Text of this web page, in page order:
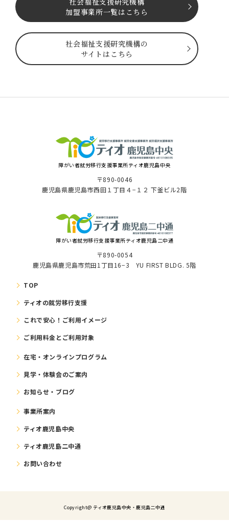
加盟事業所一覧はこちら
社会福祉⽀援研究機構の
サイトはこちら
障がい者就労移⾏⽀援事業所ティオ⿅児島中央
〒890-0046
⿅児島県⿅児島市⻄⽥１丁⽬４−１２ 下釜ビル2階
障がい者就労移⾏⽀援事業所ティオ鹿児島二中通
〒890-0054
鹿児島県鹿児島市荒田1丁目16−3 YU FIRST BLDG. 5階
TOP
ティオの就労移⾏⽀援
これで安⼼！ご利⽤イメージ
ご利⽤料⾦とご利⽤対象
在宅・オンラインプログラム
⾒学・体験会のご案内
お知らせ・ブログ
事業所案内
ティオ鹿児島中央
ティオ鹿児島二中通
お問い合わせ
Copyright@ ティオ⿅児島中央・鹿児島二中通